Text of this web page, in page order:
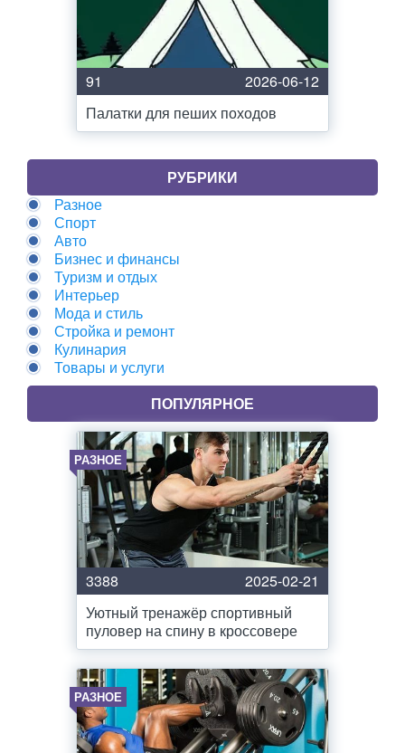
91
2026-06-12
Палатки для пеших походов
РУБРИКИ
Разное
Спорт
Авто
Бизнес и финансы
Туризм и отдых
Интерьер
Мода и стиль
Стройка и ремонт
Кулинария
Товары и услуги
ПОПУЛЯРНОЕ
РАЗНОЕ
3388
2025-02-21
Уютный тренажёр спортивный
пуловер на спину в кроссовере
РАЗНОЕ